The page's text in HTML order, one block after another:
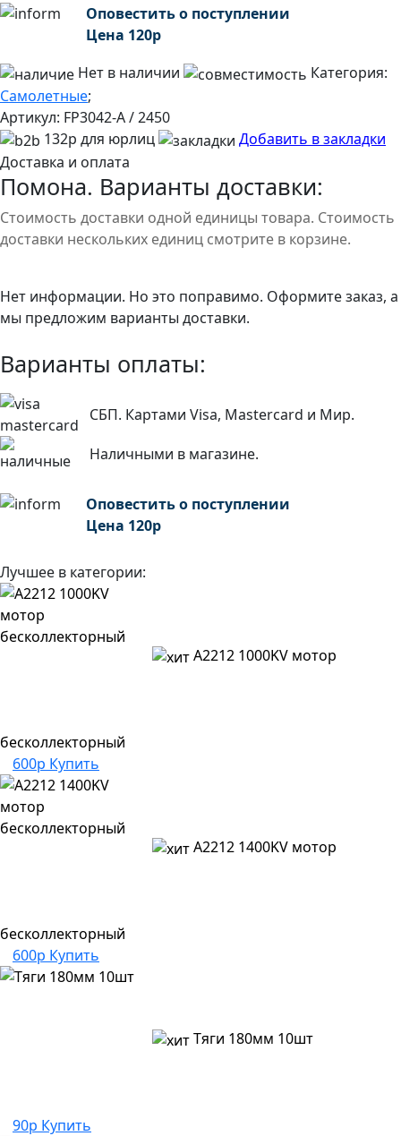
Оповестить о поступлении
Цена 120р
Нет в наличии
Категория:
Самолетные;
Артикул: FP3042-A / 2450
132р для юрлиц
Добавить в закладки
Доставка и оплата
Помона. Варианты доставки:
Стоимость доставки одной единицы товара. Стоимость
доставки нескольких единиц смотрите в корзине.
Нет информации. Но это поправимо. Оформите заказ, а
мы предложим варианты доставки.
Варианты оплаты:
СБП. Картами Visa, Mastercard и Мир.
Наличными в магазине.
Оповестить о поступлении
Цена 120р
Лучшее в категории:
A2212 1000KV мотор
бесколлекторный
600р Купить
A2212 1400KV мотор
бесколлекторный
600р Купить
Тяги 180мм 10шт
90р Купить